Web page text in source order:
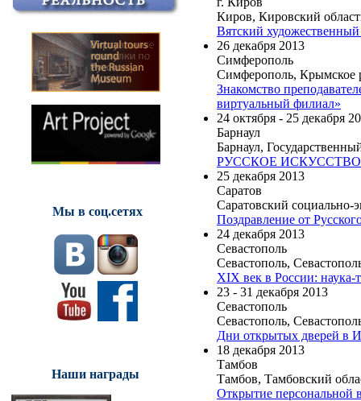
Мы в соц.сетях
Наши награды
Киров, Кировский
Вятский
26 декабря 2013
Симферополь
Симферополь, Крымское
Знакомство
виртуальный филиал»
24 октября - 25 декабря
Барнаул
Барнаул,
РУССКОЕ ИСКУССТВО
25 декабря 2013
Саратов
Саратовский социально-
Поздравление от
24 декабря 2013
Севастополь
Севастополь,
XIX век в России: наука-
23 - 31 декабря 2013
Севастополь
Севастополь,
Дни открытых дверей в
18 декабря 2013
Тамбов
Тамбов, Тамбовский
Открытие персональной